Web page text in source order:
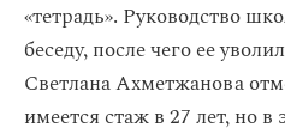
«тетрадь». Руководство
беседу, после чего ее
Светлана Ахметжанова
имеется стаж в 27 лет, но